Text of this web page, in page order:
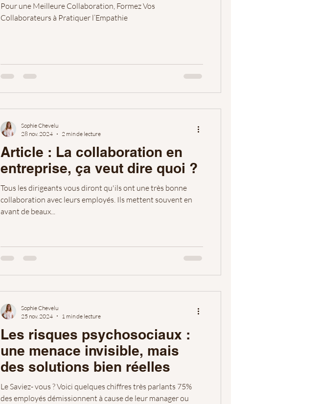
Pour une Meilleure Collaboration, Formez Vos
Collaborateurs à Pratiquer l’Empathie
Article : La collaboration en
entreprise, ça veut dire quoi ?
Tous les dirigeants vous diront qu'ils ont une très bonne
collaboration avec leurs employés. Ils mettent souvent en
avant de beaux...
Sophie Chevelu
28 nov. 2024
2 min de lecture
Les risques psychosociaux :
une menace invisible, mais
des solutions bien réelles
Le Saviez- vous ? Voici quelques chiffres très parlants 75%
des employés démissionnent à cause de leur manager ou
Sophie Chevelu
25 nov. 2024
1 min de lecture